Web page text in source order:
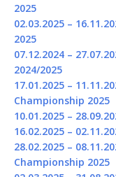
2025
02.03.2025 –
2025
07.12.2024 –
2024/2025
17.01.2025 –
Championship 2025
10.01.2025 –
16.02.2025 –
28.02.2025 –
Championship 2025